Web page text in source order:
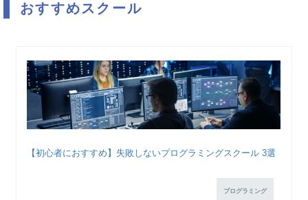
おすすめスクール
【初心者におすすめ】失敗しないプログラミングスクール 3選
プログラミング